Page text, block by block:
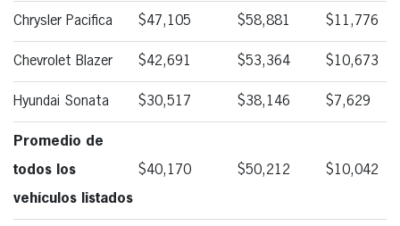
Chrysler Pacifica $47,105 $58,881 $11,776
Chevrolet Blazer $42,691 $53,364 $10,673
Hyundai Sonata $30,517 $38,146 $7,629
Promedio de
todos los
vehículos listados
$40,170 $50,212 $10,042